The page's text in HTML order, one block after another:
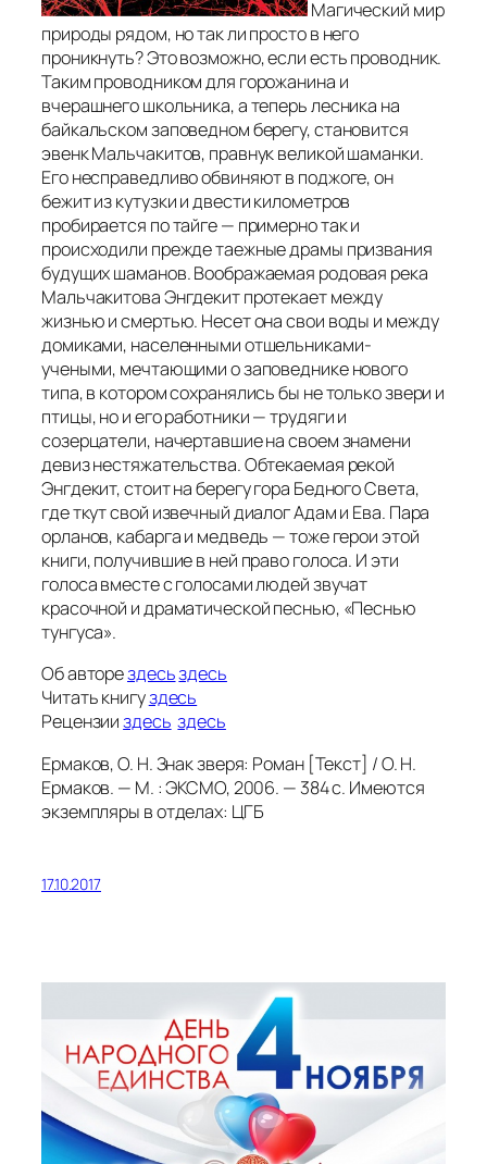
Магический мир
природы рядом, но так ли просто в него
проникнуть? Это возможно, если есть проводник.
Таким проводником для горожанина и
вчерашнего школьника, а теперь лесника на
байкальском заповедном берегу, становится
эвенк Мальчакитов, правнук великой шаманки.
Его несправедливо обвиняют в поджоге, он
бежит из кутузки и двести километров
пробирается по тайге — примерно так и
происходили прежде таежные драмы призвания
будущих шаманов. Воображаемая родовая река
Мальчакитова Энгдекит протекает между
жизнью и смертью. Несет она свои воды и между
домиками, населенными отшельниками-
учеными, мечтающими о заповеднике нового
типа, в котором сохранялись бы не только звери и
птицы, но и его работники — трудяги и
созерцатели, начертавшие на своем знамени
девиз нестяжательства. Обтекаемая рекой
Энгдекит, стоит на берегу гора Бедного Света,
где ткут свой извечный диалог Адам и Ева. Пара
орланов, кабарга и медведь — тоже герои этой
книги, получившие в ней право голоса. И эти
голоса вместе с голосами людей звучат
красочной и драматической песнью, «Песнью
тунгуса».
Об авторездесьздесь
Читать книгуздесь
Рецензииздесь здесь
Ермаков, О. Н. Знак зверя: Роман [Текст] / О. Н.
Ермаков. — М. : ЭКСМО, 2006. — 384 с. Имеются
экземпляры в отделах: ЦГБ
17.10.2017